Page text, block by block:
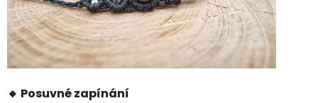
🔸 Posuvné zapínání